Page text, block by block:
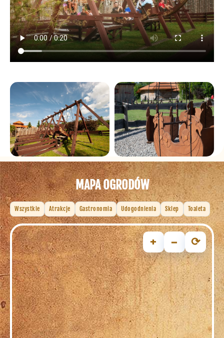
MAPA OGRODÓW
Wszystkie Atrakcje Gastronomia Udogodnienia Sklep Toaleta
+ − ⟳